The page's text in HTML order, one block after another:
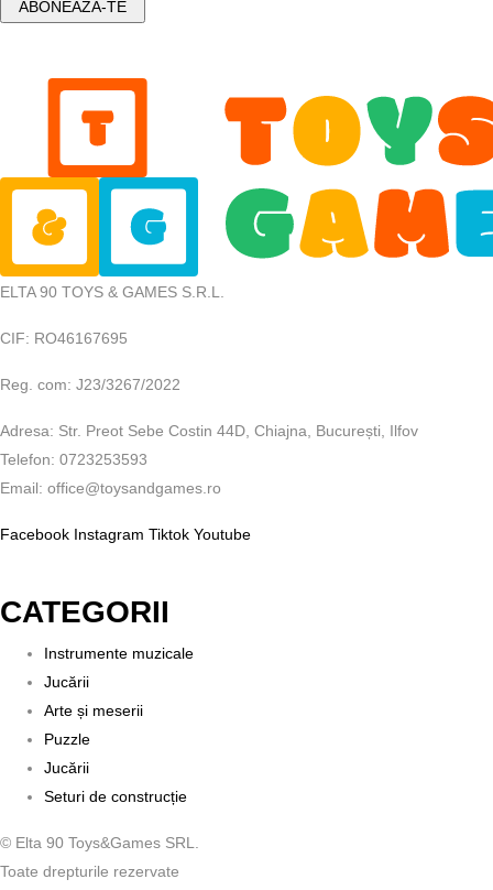
ELTA 90 TOYS & GAMES S.R.L.
CIF: RO46167695
Reg. com: J23/3267/2022
Adresa: Str. Preot Sebe Costin 44D, Chiajna, București, Ilfov
Telefon: 0723253593
Email: office@toysandgames.ro
Facebook Instagram Tiktok Youtube
CATEGORII
Instrumente muzicale
Jucării
Arte și meserii
Puzzle
Jucării
Seturi de construcție
© Elta 90 Toys&Games SRL.
Toate drepturile rezervate